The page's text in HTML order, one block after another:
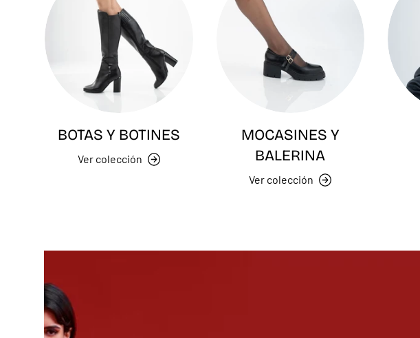
BOTAS Y BOTINES
Ver colección
MOCASINES Y
BALERINA
Ver colección